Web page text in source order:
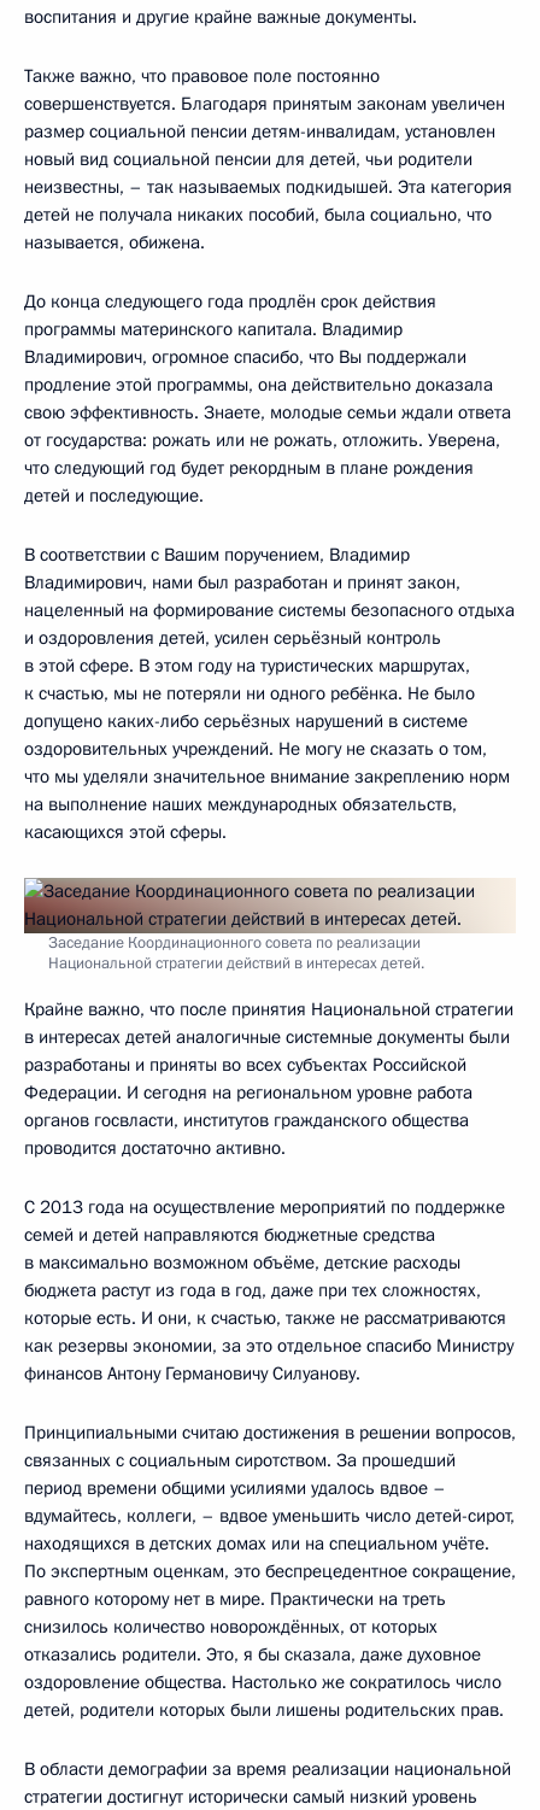
воспитания и другие крайне важные документы.
Также важно, что правовое поле постоянно
совершенствуется. Благодаря принятым законам увеличен
размер социальной пенсии детям-инвалидам, установлен
новый вид социальной пенсии для детей, чьи родители
неизвестны, – так называемых подкидышей. Эта категория
детей не получала никаких пособий, была социально, что
называется, обижена.
До конца следующего года продлён срок действия
программы материнского капитала. Владимир
Владимирович, огромное спасибо, что Вы поддержали
продление этой программы, она действительно доказала
свою эффективность. Знаете, молодые семьи ждали ответа
от государства: рожать или не рожать, отложить. Уверена,
что следующий год будет рекордным в плане рождения
детей и последующие.
В соответствии с Вашим поручением, Владимир
Владимирович, нами был разработан и принят закон,
нацеленный на формирование системы безопасного отдыха
и оздоровления детей, усилен серьёзный контроль
в этой сфере. В этом году на туристических маршрутах,
к счастью, мы не потеряли ни одного ребёнка. Не было
допущено каких-либо серьёзных нарушений в системе
оздоровительных учреждений. Не могу не сказать о том,
что мы уделяли значительное внимание закреплению норм
на выполнение наших международных обязательств,
касающихся этой сферы.
Заседание Координационного совета по реализации
Национальной стратегии действий в интересах детей.
Крайне важно, что после принятия Национальной стратегии
в интересах детей аналогичные системные документы были
разработаны и приняты во всех субъектах Российской
Федерации. И сегодня на региональном уровне работа
органов госвласти, институтов гражданского общества
проводится достаточно активно.
С 2013 года на осуществление мероприятий по поддержке
семей и детей направляются бюджетные средства
в максимально возможном объёме, детские расходы
бюджета растут из года в год, даже при тех сложностях,
которые есть. И они, к счастью, также не рассматриваются
как резервы экономии, за это отдельное спасибо Министру
финансов Антону Германовичу Силуанову.
Принципиальными считаю достижения в решении вопросов,
связанных с социальным сиротством. За прошедший
период времени общими усилиями удалось вдвое –
вдумайтесь, коллеги, – вдвое уменьшить число детей-сирот,
находящихся в детских домах или на специальном учёте.
По экспертным оценкам, это беспрецедентное сокращение,
равного которому нет в мире. Практически на треть
снизилось количество новорождённых, от которых
отказались родители. Это, я бы сказала, даже духовное
оздоровление общества. Настолько же сократилось число
детей, родители которых были лишены родительских прав.
В области демографии за время реализации национальной
стратегии достигнут исторически самый низкий уровень